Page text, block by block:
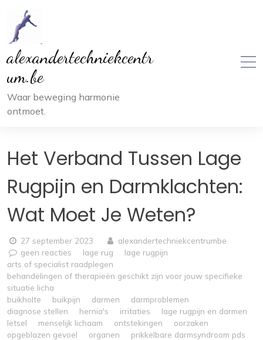
inhoud
alexandertechniekcentr
um.be
Waar beweging harmonie
ontmoet.
Het Verband Tussen Lage
Rugpijn en Darmklachten:
Wat Moet Je Weten?
27 september 2023
alexandertechniekcentrumbe
geen reacties
lage rug
lage rugpijn
arts of specialist raadplegen
behandelingen of therapieën geschikt zijn voor jouw specifieke
situatie licha
buikholte
buikpijn darmen
darmproblemen
diagnose stellen
hernia's irritaties
lage rugpijn en darmen
letsel
menselijk lichaam ontstekingen
oorzaken
opgeblazen gevoel
organen
prikkelbare darmsyndroom pds